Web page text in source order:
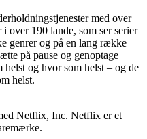
med over
over 190 lande, som ser serier
genrer og på en lang række
på pause og genoptage
og hvor som helst – og de
helst.
Netflix, Inc. Netflix er et